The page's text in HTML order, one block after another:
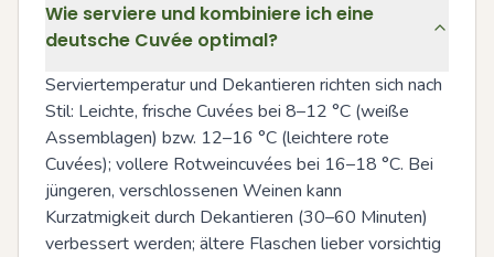
Wie serviere und kombiniere ich eine
deutsche Cuvée optimal?
Serviertemperatur und Dekantieren richten sich nach
Stil: Leichte, frische Cuvées bei 8–12 °C (weiße
Assemblagen) bzw. 12–16 °C (leichtere rote
Cuvées); vollere Rotweincuvées bei 16–18 °C. Bei
jüngeren, verschlossenen Weinen kann
Kurzatmigkeit durch Dekantieren (30–60 Minuten)
verbessert werden; ältere Flaschen lieber vorsichtig